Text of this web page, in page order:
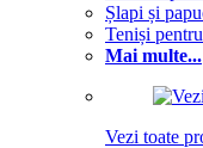
Șlapi și
Teniși
Mai multe...
Vezi toate